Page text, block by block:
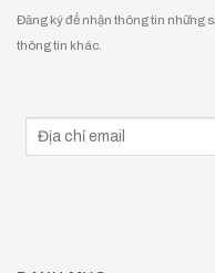
Đăng ký để nhận thông tin những
thông tin khác.